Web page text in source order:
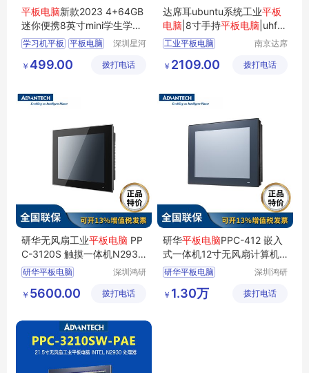
平板电脑新款2023 4+64GB
迷你便携8英寸mini学生学习
机平板
学习机平板 平板电脑
深圳星河
有限公司
￥ 499.00 拨打电话
达席耳ubuntu系统工业平板
电脑 |8寸手持平板电脑 |uhf
三防平板电脑
工业平板电脑
手持平板电脑
南京达席
技有限公
￥ 2109.00 拨打电话
研华无风扇工业平板电脑 PP
C-3120S 触摸一体机N2930
四核处理器
研华平板电脑
3120S 3120平板电脑
深圳鸿研
有限公司
￥ 5600.00 拨打电话
研华平板电脑PPC-412 嵌入
式一体机12寸无风扇计算机i5
-7300U CPU
研华平板电脑
412平板电脑
深圳鸿研
有限公司
￥ 1.30万 拨打电话